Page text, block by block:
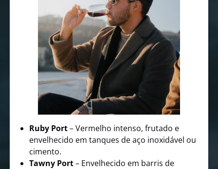
Ruby Port– Vermelho intenso, frutado e
envelhecido em tanques de aço inoxidável ou
cimento.
Tawny Port– Envelhecido em barris de